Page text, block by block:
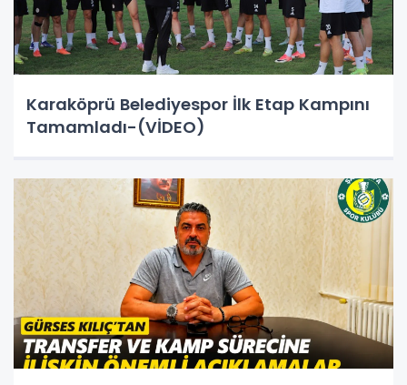
Karaköprü Belediyespor İlk Etap Kampını
Tamamladı-(VİDEO)